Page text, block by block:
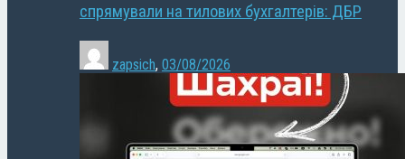
спрямували на тилових бухгалтерів: ДБР
zapsich, 03/08/2026